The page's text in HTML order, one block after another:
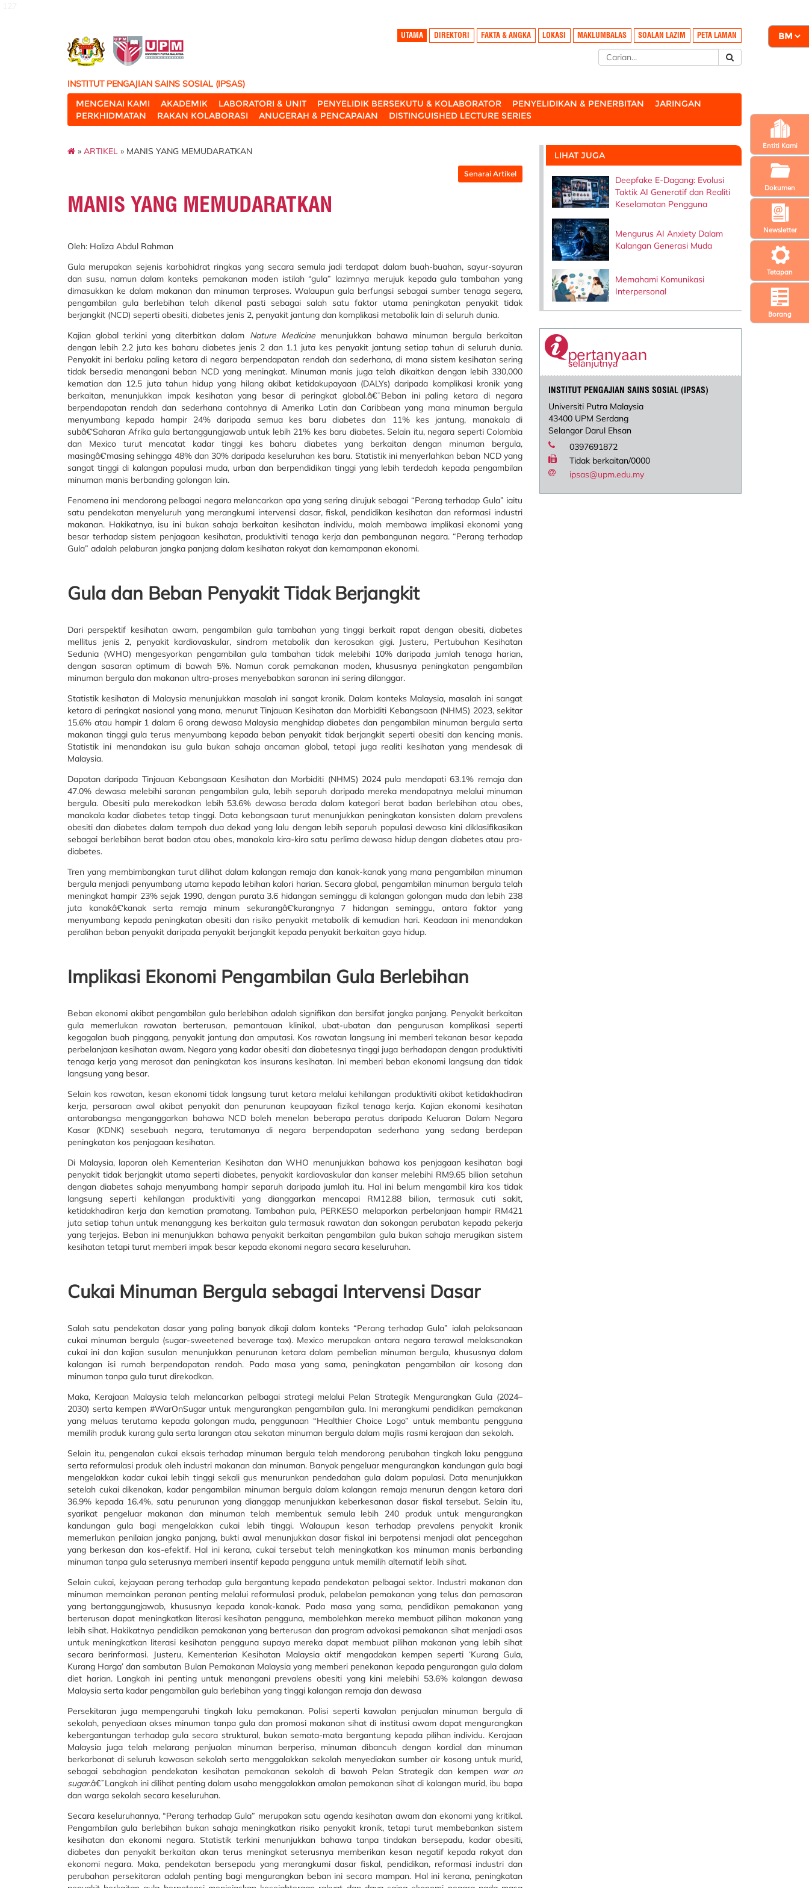
Tetapan
Newsletter
Borang
Entiti Kami
Dokumen
UTAMA DIREKTORI FAKTA & ANGKA LOKASI MAKLUMBALAS SOALAN LAZIM PETA LAMAN
INSTITUT PENGAJIAN SAINS SOSIAL (IPSAS)
MENGENAI KAMI
AKADEMIK LABORATORI & UNIT PENYELIDIK BERSEKUTU & KOLABORATOR PENYELIDIKAN & PENERBITAN
JARINGAN
PERKHIDMATAN
RAKAN KOLABORASI ANUGERAH & PENCAPAIAN DISTINGUISHED LECTURE SERIES
» ARTIKEL » MANIS YANG MEMUDARATKAN
Senarai Artikel
MANIS YANG MEMUDARATKAN
Oleh: Haliza Abdul Rahman
Gula merupakan sejenis karbohidrat ringkas yang secara semula jadi terdapat dalam buah-buahan, sayur-sayuran
dan susu, namun dalam konteks pemakanan moden istilah “gula” lazimnya merujuk kepada gula tambahan yang
dimasukkan ke dalam makanan dan minuman terproses. Walaupun gula berfungsi sebagai sumber tenaga segera,
pengambilan gula berlebihan telah dikenal pasti sebagai salah satu faktor utama peningkatan penyakit tidak
berjangkit (NCD) seperti obesiti, diabetes jenis 2, penyakit jantung dan komplikasi metabolik lain di seluruh dunia.
Kajian global terkini yang diterbitkan dalam Nature Medicinemenunjukkan bahawa minuman bergula berkaitan
dengan lebih 2.2 juta kes baharu diabetes jenis 2 dan 1.1 juta kes penyakit jantung setiap tahun di seluruh dunia.
Penyakit ini berlaku paling ketara di negara berpendapatan rendah dan sederhana, di mana sistem kesihatan sering
tidak bersedia menangani beban NCD yang meningkat. Minuman manis juga telah dikaitkan dengan lebih 330,000
kematian dan 12.5 juta tahun hidup yang hilang akibat ketidakupayaan (DALYs) daripada komplikasi kronik yang
berkaitan, menunjukkan impak kesihatan yang besar di peringkat global.â€¯Beban ini paling ketara di negara
berpendapatan rendah dan sederhana contohnya di Amerika Latin dan Caribbean yang mana minuman bergula
menyumbang kepada hampir 24% daripada semua kes baru diabetes dan 11% kes jantung, manakala di
subâ€‘Saharan Afrika gula bertanggungjawab untuk lebih 21% kes baru diabetes. Selain itu, negara seperti Colombia
dan Mexico turut mencatat kadar tinggi kes baharu diabetes yang berkaitan dengan minuman bergula,
masingâ€‘masing sehingga 48% dan 30% daripada keseluruhan kes baru. Statistik ini menyerlahkan beban NCD yang
sangat tinggi di kalangan populasi muda, urban dan berpendidikan tinggi yang lebih terdedah kepada pengambilan
minuman manis berbanding golongan lain.
Fenomena ini mendorong pelbagai negara melancarkan apa yang sering dirujuk sebagai “Perang terhadap Gula” iaitu
satu pendekatan menyeluruh yang merangkumi intervensi dasar, fiskal, pendidikan kesihatan dan reformasi industri
makanan. Hakikatnya, isu ini bukan sahaja berkaitan kesihatan individu, malah membawa implikasi ekonomi yang
besar terhadap sistem penjagaan kesihatan, produktiviti tenaga kerja dan pembangunan negara. “Perang terhadap
Gula” adalah pelaburan jangka panjang dalam kesihatan rakyat dan kemampanan ekonomi.
Gula dan Beban Penyakit Tidak Berjangkit
Dari perspektif kesihatan awam, pengambilan gula tambahan yang tinggi berkait rapat dengan obesiti, diabetes
mellitus jenis 2, penyakit kardiovaskular, sindrom metabolik dan kerosakan gigi. Justeru, Pertubuhan Kesihatan
Sedunia (WHO) mengesyorkan pengambilan gula tambahan tidak melebihi 10% daripada jumlah tenaga harian,
dengan sasaran optimum di bawah 5%. Namun corak pemakanan moden, khususnya peningkatan pengambilan
minuman bergula dan makanan ultra-proses menyebabkan saranan ini sering dilanggar.
Statistik kesihatan di Malaysia menunjukkan masalah ini sangat kronik. Dalam konteks Malaysia, masalah ini sangat
ketara di peringkat nasional yang mana, menurut Tinjauan Kesihatan dan Morbiditi Kebangsaan (NHMS) 2023, sekitar
15.6% atau hampir 1 dalam 6 orang dewasa Malaysia menghidap diabetes dan pengambilan minuman bergula serta
makanan tinggi gula terus menyumbang kepada beban penyakit tidak berjangkit seperti obesiti dan kencing manis.
Statistik ini menandakan isu gula bukan sahaja ancaman global, tetapi juga realiti kesihatan yang mendesak di
Malaysia.
Dapatan daripada Tinjauan Kebangsaan Kesihatan dan Morbiditi (NHMS) 2024 pula mendapati 63.1% remaja dan
47.0% dewasa melebihi saranan pengambilan gula, lebih separuh daripada mereka mendapatnya melalui minuman
bergula. Obesiti pula merekodkan lebih 53.6% dewasa berada dalam kategori berat badan berlebihan atau obes,
manakala kadar diabetes tetap tinggi. Data kebangsaan turut menunjukkan peningkatan konsisten dalam prevalens
obesiti dan diabetes dalam tempoh dua dekad yang lalu dengan lebih separuh populasi dewasa kini diklasifikasikan
sebagai berlebihan berat badan atau obes, manakala kira-kira satu perlima dewasa hidup dengan diabetes atau pra-
diabetes.
Tren yang membimbangkan turut dilihat dalam kalangan remaja dan kanak-kanak yang mana pengambilan minuman
bergula menjadi penyumbang utama kepada lebihan kalori harian. Secara global, pengambilan minuman bergula telah
meningkat hampir 23% sejak 1990, dengan purata 3.6 hidangan seminggu di kalangan golongan muda dan lebih 238
juta kanakâ€‘kanak serta remaja minum sekurangâ€‘kurangnya 7 hidangan seminggu, antara faktor yang
menyumbang kepada peningkatan obesiti dan risiko penyakit metabolik di kemudian hari. Keadaan ini menandakan
peralihan beban penyakit daripada penyakit berjangkit kepada penyakit berkaitan gaya hidup.
Implikasi Ekonomi Pengambilan Gula Berlebihan
Beban ekonomi akibat pengambilan gula berlebihan adalah signifikan dan bersifat jangka panjang. Penyakit berkaitan
gula memerlukan rawatan berterusan, pemantauan klinikal, ubat-ubatan dan pengurusan komplikasi seperti
kegagalan buah pinggang, penyakit jantung dan amputasi. Kos rawatan langsung ini memberi tekanan besar kepada
perbelanjaan kesihatan awam. Negara yang kadar obesiti dan diabetesnya tinggi juga berhadapan dengan produktiviti
tenaga kerja yang merosot dan peningkatan kos insurans kesihatan. Ini memberi beban ekonomi langsung dan tidak
langsung yang besar.
Selain kos rawatan, kesan ekonomi tidak langsung turut ketara melalui kehilangan produktiviti akibat ketidakhadiran
kerja, persaraan awal akibat penyakit dan penurunan keupayaan fizikal tenaga kerja. Kajian ekonomi kesihatan
antarabangsa menganggarkan bahawa NCD boleh menelan beberapa peratus daripada Keluaran Dalam Negara
Kasar (KDNK) sesebuah negara, terutamanya di negara berpendapatan sederhana yang sedang berdepan
peningkatan kos penjagaan kesihatan.
Di Malaysia, laporan oleh Kementerian Kesihatan dan WHO menunjukkan bahawa kos penjagaan kesihatan bagi
penyakit tidak berjangkit utama seperti diabetes, penyakit kardiovaskular dan kanser melebihi RM9.65 bilion setahun
dengan diabetes sahaja menyumbang hampir separuh daripada jumlah itu. Hal ini belum mengambil kira kos tidak
langsung seperti kehilangan produktiviti yang dianggarkan mencapai RM12.88 bilion, termasuk cuti sakit,
ketidakhadiran kerja dan kematian pramatang. Tambahan pula, PERKESO melaporkan perbelanjaan hampir RM421
juta setiap tahun untuk menanggung kes berkaitan gula termasuk rawatan dan sokongan perubatan kepada pekerja
yang terjejas. Beban ini menunjukkan bahawa penyakit berkaitan pengambilan gula bukan sahaja merugikan sistem
kesihatan tetapi turut memberi impak besar kepada ekonomi negara secara keseluruhan.
Cukai Minuman Bergula sebagai Intervensi Dasar
Salah satu pendekatan dasar yang paling banyak dikaji dalam konteks “Perang terhadap Gula” ialah pelaksanaan
cukai minuman bergula (sugar-sweetened beverage tax). Mexico merupakan antara negara terawal melaksanakan
cukai ini dan kajian susulan menunjukkan penurunan ketara dalam pembelian minuman bergula, khususnya dalam
kalangan isi rumah berpendapatan rendah. Pada masa yang sama, peningkatan pengambilan air kosong dan
minuman tanpa gula turut direkodkan.
Maka, Kerajaan Malaysia telah melancarkan pelbagai strategi melalui Pelan Strategik Mengurangkan Gula (2024–
2030) serta kempen #WarOnSugar untuk mengurangkan pengambilan gula. Ini merangkumi pendidikan pemakanan
yang meluas terutama kepada golongan muda, penggunaan “Healthier Choice Logo” untuk membantu pengguna
memilih produk kurang gula serta larangan atau sekatan minuman bergula dalam majlis rasmi kerajaan dan sekolah.
Selain itu, pengenalan cukai eksais terhadap minuman bergula telah mendorong perubahan tingkah laku pengguna
serta reformulasi produk oleh industri makanan dan minuman. Banyak pengeluar mengurangkan kandungan gula bagi
mengelakkan kadar cukai lebih tinggi sekali gus menurunkan pendedahan gula dalam populasi. Data menunjukkan
setelah cukai dikenakan, kadar pengambilan minuman bergula dalam kalangan remaja menurun dengan ketara dari
36.9% kepada 16.4%, satu penurunan yang dianggap menunjukkan keberkesanan dasar fiskal tersebut. Selain itu,
syarikat pengeluar makanan dan minuman telah membentuk semula lebih 240 produk untuk mengurangkan
kandungan gula bagi mengelakkan cukai lebih tinggi. Walaupun kesan terhadap prevalens penyakit kronik
memerlukan penilaian jangka panjang, bukti awal menunjukkan dasar fiskal ini berpotensi menjadi alat pencegahan
yang berkesan dan kos-efektif. Hal ini kerana, cukai tersebut telah meningkatkan kos minuman manis berbanding
minuman tanpa gula seterusnya memberi insentif kepada pengguna untuk memilih alternatif lebih sihat.
Selain cukai, kejayaan perang terhadap gula bergantung kepada pendekatan pelbagai sektor. Industri makanan dan
minuman memainkan peranan penting melalui reformulasi produk, pelabelan pemakanan yang telus dan pemasaran
yang bertanggungjawab, khususnya kepada kanak-kanak. Pada masa yang sama, pendidikan pemakanan yang
berterusan dapat meningkatkan literasi kesihatan pengguna, membolehkan mereka membuat pilihan makanan yang
lebih sihat. Hakikatnya pendidikan pemakanan yang berterusan dan program advokasi pemakanan sihat menjadi asas
untuk meningkatkan literasi kesihatan pengguna supaya mereka dapat membuat pilihan makanan yang lebih sihat
secara berinformasi. Justeru, Kementerian Kesihatan Malaysia aktif mengadakan kempen seperti ‘Kurang Gula,
Kurang Harga’ dan sambutan Bulan Pemakanan Malaysia yang memberi penekanan kepada pengurangan gula dalam
diet harian. Langkah ini penting untuk menangani prevalens obesiti yang kini melebihi 53.6% kalangan dewasa
Malaysia serta kadar pengambilan gula berlebihan yang tinggi kalangan remaja dan dewasa
Persekitaran juga mempengaruhi tingkah laku pemakanan. Polisi seperti kawalan penjualan minuman bergula di
sekolah, penyediaan akses minuman tanpa gula dan promosi makanan sihat di institusi awam dapat mengurangkan
kebergantungan terhadap gula secara struktural, bukan semata-mata bergantung kepada pilihan individu. Kerajaan
Malaysia juga telah melarang penjualan minuman berperisa, minuman dibancuh dengan kordial dan minuman
berkarbonat di seluruh kawasan sekolah serta menggalakkan sekolah menyediakan sumber air kosong untuk murid,
sebagai sebahagian pendekatan kesihatan pemakanan sekolah di bawah Pelan Strategik dan kempen war on
sugar.â€¯Langkah ini dilihat penting dalam usaha menggalakkan amalan pemakanan sihat di kalangan murid, ibu bapa
dan warga sekolah secara keseluruhan.
Secara keseluruhannya, “Perang terhadap Gula” merupakan satu agenda kesihatan awam dan ekonomi yang kritikal.
Pengambilan gula berlebihan bukan sahaja meningkatkan risiko penyakit kronik, tetapi turut membebankan sistem
kesihatan dan ekonomi negara. Statistik terkini menunjukkan bahawa tanpa tindakan bersepadu, kadar obesiti,
diabetes dan penyakit berkaitan akan terus meningkat seterusnya memberikan kesan negatif kepada rakyat dan
ekonomi negara. Maka, pendekatan bersepadu yang merangkumi dasar fiskal, pendidikan, reformasi industri dan
perubahan persekitaran adalah penting bagi mengurangkan beban ini secara mampan. Hal ini kerana, peningkatan
LIHAT JUGA
Deepfake E-Dagang: Evolusi
Taktik AI Generatif dan Realiti
Keselamatan Pengguna
Mengurus AI Anxiety Dalam
Kalangan Generasi Muda
Memahami Komunikasi
Interpersonal
INSTITUT PENGAJIAN SAINS SOSIAL (IPSAS)
Universiti Putra Malaysia
43400 UPM Serdang
Selangor Darul Ehsan
0397691872
Tidak berkaitan/0000
ipsas@upm.edu.my